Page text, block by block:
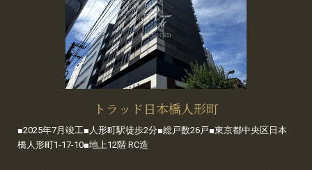
トラッド日本橋人形町
■2025年7月竣工■人形町駅徒歩2分■総戸数26戸■東京都中央区日本
橋人形町1-17-10■地上12階 RC造